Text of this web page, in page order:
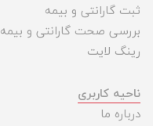
ثبت گارانتی و بیمه
بررسی صحت گارانتی و بیمه
رینگ لایت
ناحیه کاربری
درباره ما